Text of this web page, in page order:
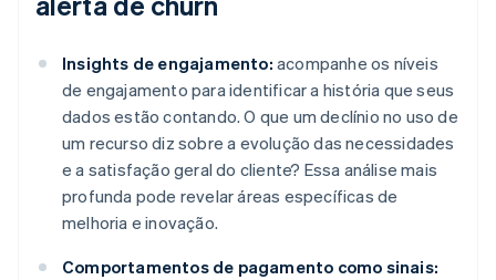
Insights de engajamento: acompanhe os níveis
de engajamento para identificar a história que seus
dados estão contando. O que um declínio no uso de
um recurso diz sobre a evolução das necessidades
e a satisfação geral do cliente? Essa análise mais
profunda pode revelar áreas específicas de
melhoria e inovação.
Comportamentos de pagamento como sinais: